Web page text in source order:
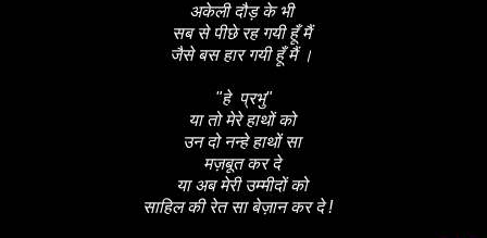
अकेली दौड़ के भी
सब से पीछे रह गयी हूँ मैं
जैसे बस हार गयी हूँ मैं ।
"हे प्रभु"
या तो मेरे हाथों को
उन दो नन्हे हाथों सा
मज़बूत कर दे
या अब मेरी उम्मीदों को
साहिल की रेत सा बेज़ान कर दे !